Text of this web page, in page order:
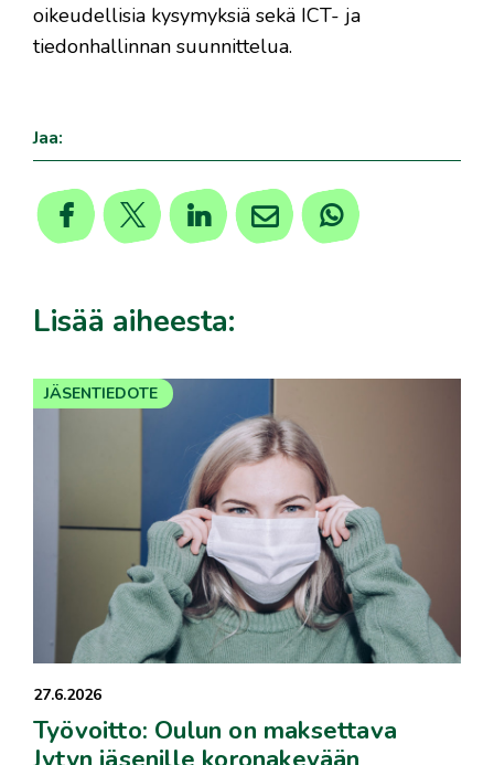
oikeudellisia kysymyksiä sekä ICT- ja
tiedonhallinnan suunnittelua.
Jaa:
Lisää aiheesta:
27.6.2026
Työvoitto: Oulun on maksettava
JÄSENTIEDOTE